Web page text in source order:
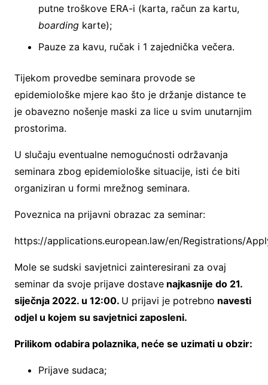
putne troškove ERA-i (karta, račun za kartu,
boarding karte);
Pauze za kavu, ručak i 1 zajednička večera.
Tijekom provedbe seminara provode se
epidemiološke mjere kao što je držanje distance te
je obavezno nošenje maski za lice u svim unutarnjim
prostorima.
U slučaju eventualne nemogućnosti održavanja
seminara zbog epidemiološke situacije, isti će biti
organiziran u formi mrežnog seminara.
Poveznica na prijavni obrazac za seminar:
https://applications.european.law/en/Registrations/
Mole se sudski savjetnici zainteresirani za ovaj
seminar da svoje prijave dostave najkasnije do 21.
siječnja 2022. u 12:00. U prijavi je potrebno navesti
odjel u kojem su savjetnici zaposleni.
Prilikom odabira polaznika, neće se uzimati u obzir:
Prijave sudaca;